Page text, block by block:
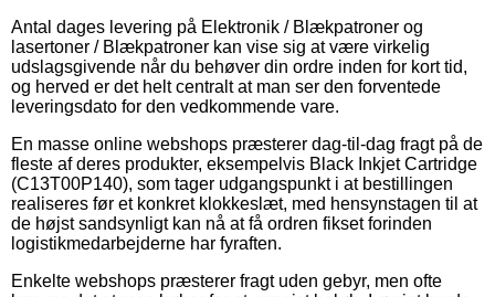
Antal dages levering på Elektronik / Blækpatroner og
lasertoner / Blækpatroner kan vise sig at være virkelig
udslagsgivende når du behøver din ordre inden for kort tid,
og herved er det helt centralt at man ser den forventede
leveringsdato for den vedkommende vare.
En masse online webshops præsterer dag-til-dag fragt på de
fleste af deres produkter, eksempelvis Black Inkjet Cartridge
(C13T00P140), som tager udgangspunkt i at bestillingen
realiseres før et konkret klokkeslæt, med hensynstagen til at
de højst sandsynligt kan nå at få ordren fikset forinden
logistikmedarbejderne har fyraften.
Enkelte webshops præsterer fragt uden gebyr, men ofte